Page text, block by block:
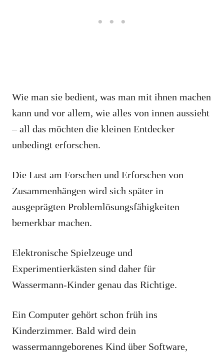
Wie man sie bedient, was man mit ihnen machen
kann und vor allem, wie alles von innen aussieht
– all das möchten die kleinen Entdecker
unbedingt erforschen.
Die Lust am Forschen und Erforschen von
Zusammenhängen wird sich später in
ausgeprägten Problemlösungsfähigkeiten
bemerkbar machen.
Elektronische Spielzeuge und
Experimentierkästen sind daher für
Wassermann-Kinder genau das Richtige.
Ein Computer gehört schon früh ins
Kinderzimmer. Bald wird dein
wassermanngeborenes Kind über Software,